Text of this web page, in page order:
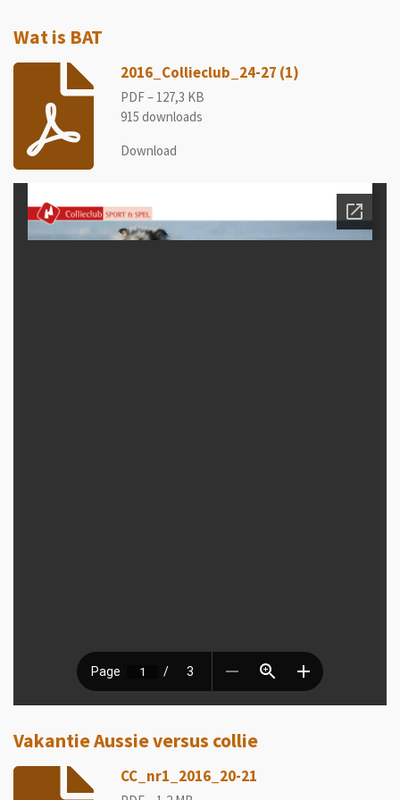
Wat is BAT
2016_Collieclub_24-27 (1)
PDF – 127,3 KB
915 downloads
Download
Vakantie Aussie versus collie
CC_nr1_2016_20-21